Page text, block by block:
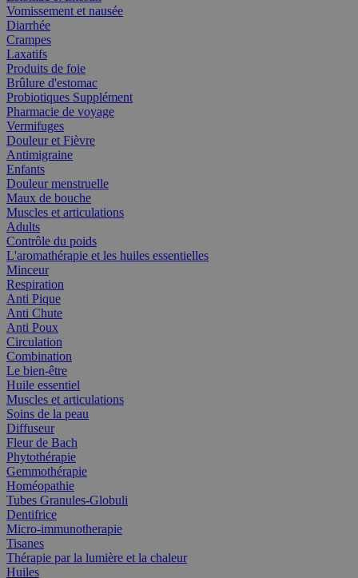
Vomissement et nausée
Diarrhée
Crampes
Laxatifs
Produits de foie
Brûlure d'estomac
Probiotiques Supplément
Pharmacie de voyage
Vermifuges
Douleur et Fièvre
Antimigraine
Enfants
Douleur menstruelle
Maux de bouche
Muscles et articulations
Adults
Contrôle du poids
L'aromathérapie et les huiles essentielles
Minceur
Respiration
Anti Pique
Anti Chute
Anti Poux
Circulation
Combination
Le bien-être
Huile essentiel
Muscles et articulations
Soins de la peau
Diffuseur
Fleur de Bach
Phytothérapie
Gemmothérapie
Homéopathie
Tubes Granules-Globuli
Dentifrice
Micro-immunotherapie
Tisanes
Thérapie par la lumière et la chaleur
Huiles